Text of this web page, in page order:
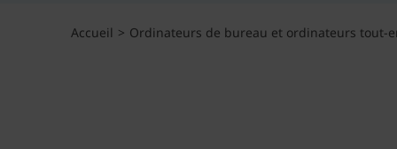
Accueil > Ordinateurs de bureau et ordinateurs tout-